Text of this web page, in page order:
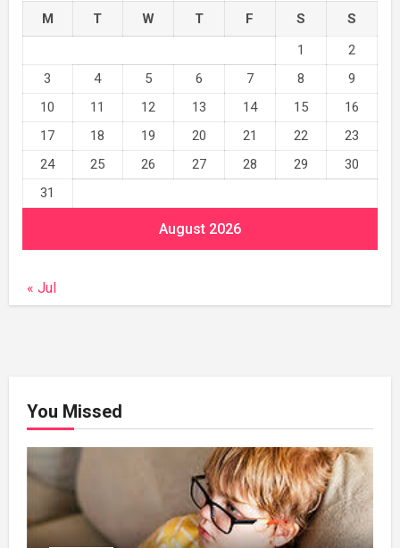
August 2026
M T W T F S
S
1
2
3
4 5 6 7 8
9
10
11 12 13 14 15
16
17
18 19 20 21 22
23
24
25 26 27 28 29
30
31
« Jul
You Missed